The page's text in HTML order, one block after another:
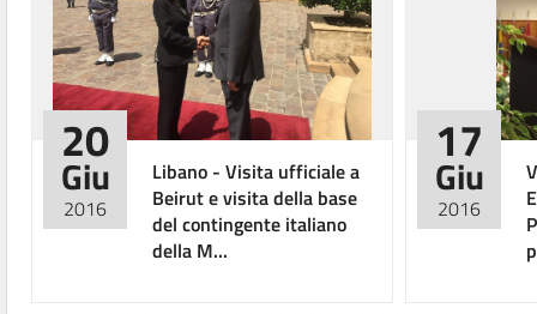
20
Giu
2016
Libano - Visita ufficiale a
Beirut e visita della base
del contingente italiano
della M...
17
Giu
2016